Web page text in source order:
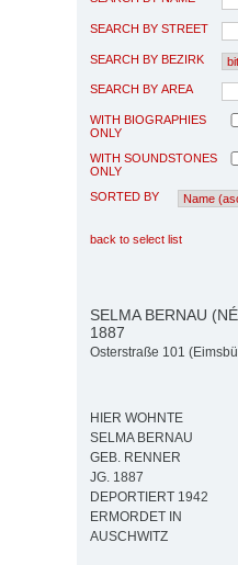
SEARCH BY STREET
SEARCH BY BEZIRK
SEARCH BY AREA
WITH BIOGRAPHIES
ONLY
WITH SOUNDSTONES
ONLY
SORTED BY
back to select list
SELMA BERNAU
1887
Osterstraße 101
HIER WOHNTE
SELMA BERNAU
GEB. RENNER
JG. 1887
DEPORTIERT 1942
ERMORDET IN
AUSCHWITZ